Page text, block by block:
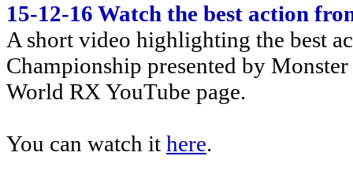
15-12-16 Watch the best action
A short video highlighting the best
Championship presented by
World RX YouTube page.
You can watch it here.